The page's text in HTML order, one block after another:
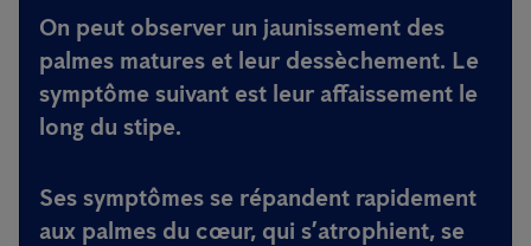
On peut observer un jaunissement des
palmes matures et leur dessèchement. Le
symptôme suivant est leur affaissement le
long du stipe.
Ses symptômes se répandent rapidement
aux palmes du cœur, qui s’atrophient, se